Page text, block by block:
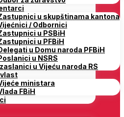
u skupštinama kantona
/ Odbornici
u PSBiH
u PFBiH
u Domu naroda PFBiH
u NSRS
u Vijeću naroda RS
ministara
FBiH